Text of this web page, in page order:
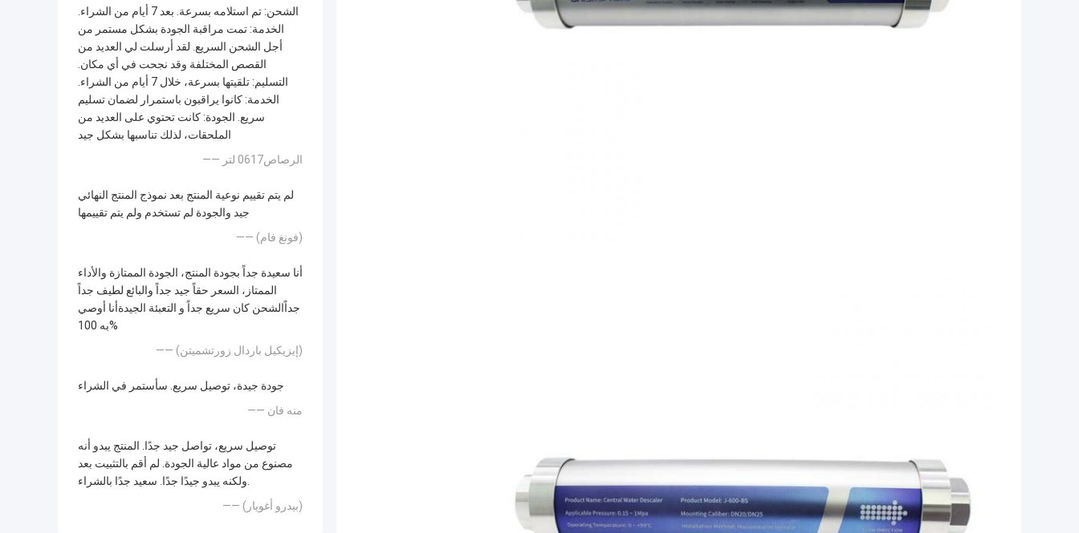
الشحن: تم استلامه بسرعة. بعد 7 أيام من الشراء.
الخدمة: تمت مراقبة الجودة بشكل مستمر من
أجل الشحن السريع. لقد أرسلت لي العديد من
القصص المختلفة وقد نجحت في أي مكان.
التسليم: تلقيتها بسرعة، خلال 7 أيام من الشراء.
الخدمة: كانوا يراقبون باستمرار لضمان تسليم
سريع. الجودة: كانت تحتوي على العديد من
الملحقات، لذلك تناسبها بشكل جيد
—— الرصاص0617 لتر
لم يتم تقييم نوعية المنتج بعد نموذج المنتج النهائي
جيد والجودة لم تستخدم ولم يتم تقييمها
—— (فونغ فام)
أنا سعيدة جداً بجودة المنتج، الجودة الممتازة والأداء
الممتاز، السعر حقاً جيد جداً والبائع لطيف جداً
جداًالشحن كان سريع جداً و التعبئة الجيدةأنا أوصي
به 100%
—— (إيزيكيل باردال زورتشميتن)
جودة جيدة، توصيل سريع. سأستمر في الشراء
—— منه فان
توصيل سريع، تواصل جيد جدًا. المنتج يبدو أنه
مصنوع من مواد عالية الجودة. لم أقم بالتثبيت بعد
ولكنه يبدو جيدًا جدًا. سعيد جدًا بالشراء.
—— (بيدرو أغويار)